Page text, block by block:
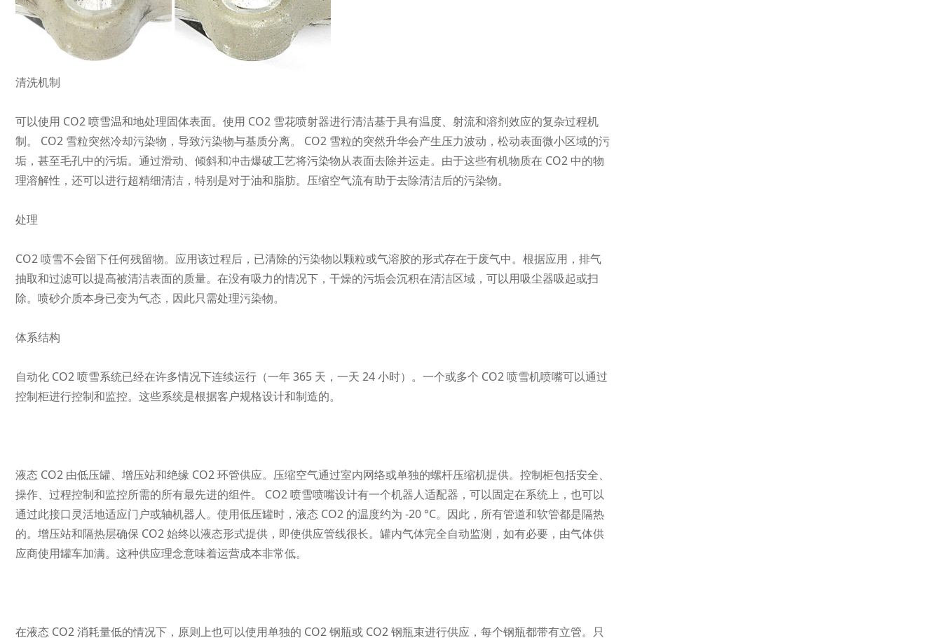
清洗机制
可以使用 CO2 喷雪温和地处理固体表面。使用 CO2 雪花喷射器进行清洁基于具有温度、射流和溶剂效应的复杂过程机
制。 CO2 雪粒突然冷却污染物，导致污染物与基质分离。 CO2 雪粒的突然升华会产生压力波动，松动表面微小区域的污
垢，甚至毛孔中的污垢。通过滑动、倾斜和冲击爆破工艺将污染物从表面去除并运走。由于这些有机物质在 CO2 中的物
理溶解性，还可以进行超精细清洁，特别是对于油和脂肪。压缩空气流有助于去除清洁后的污染物。
处理
CO2 喷雪不会留下任何残留物。应用该过程后，已清除的污染物以颗粒或气溶胶的形式存在于废气中。根据应用，排气
抽取和过滤可以提高被清洁表面的质量。在没有吸力的情况下，干燥的污垢会沉积在清洁区域，可以用吸尘器吸起或扫
除。喷砂介质本身已变为气态，因此只需处理污染物。
体系结构
自动化 CO2 喷雪系统已经在许多情况下连续运行（一年 365 天，一天 24 小时）。一个或多个 CO2 喷雪机喷嘴可以通过
控制柜进行控制和监控。这些系统是根据客户规格设计和制造的。
液态 CO2 由低压罐、增压站和绝缘 CO2 环管供应。压缩空气通过室内网络或单独的螺杆压缩机提供。控制柜包括安全、
操作、过程控制和监控所需的所有最先进的组件。 CO2 喷雪喷嘴设计有一个机器人适配器，可以固定在系统上，也可以
通过此接口灵活地适应门户或轴机器人。使用低压罐时，液态 CO2 的温度约为 -20 °C。因此，所有管道和软管都是隔热
的。增压站和隔热层确保 CO2 始终以液态形式提供，即使供应管线很长。罐内气体完全自动监测，如有必要，由气体供
应商使用罐车加满。这种供应理念意味着运营成本非常低。
在液态 CO2 消耗量低的情况下，原则上也可以使用单独的 CO2 钢瓶或 CO2 钢瓶束进行供应，每个钢瓶都带有立管。只